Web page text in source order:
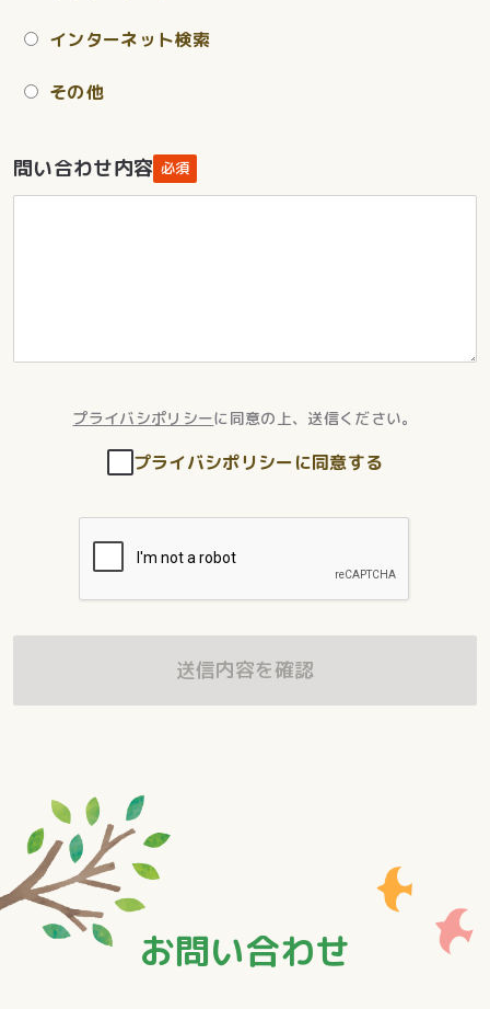
インターネット検索
その他
問い合わせ内容 必須
プライバシポリシーに同意の上、送信ください。
プライバシポリシーに同意する
送信内容を確認
お問い合わせ